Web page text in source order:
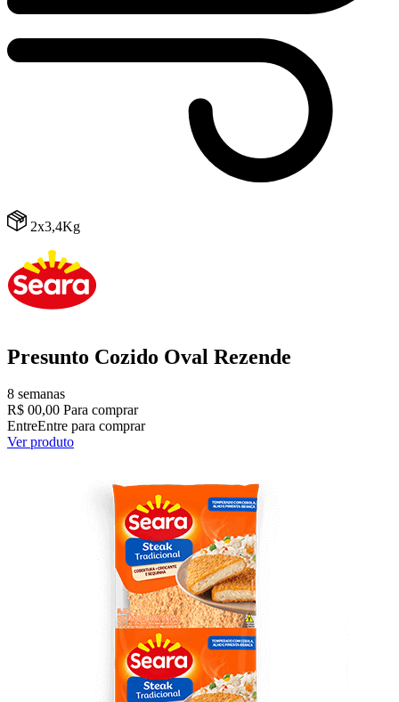
2x3,4Kg
Presunto Cozido Oval Rezende
8 semanas
R$ 00,00 Para comprar
EntreEntre para comprar
Ver produto